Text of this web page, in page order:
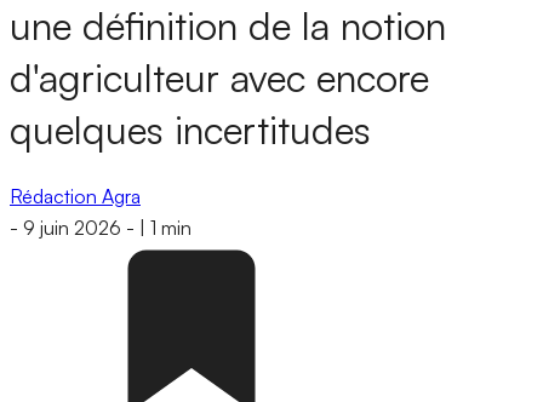
une définition de la notion
d'agriculteur avec encore
quelques incertitudes
Rédaction Agra
- 9 juin 2026 - 1 min